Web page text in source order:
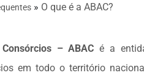
» O que é a ABAC?
– ABAC é a
em todo o território